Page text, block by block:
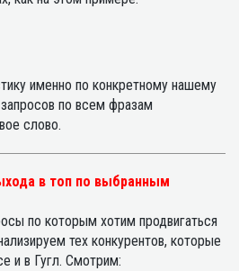
именно по конкретному нашему
по всем фразам
слово.
в топ по выбранным
по которым хотим продвигаться
тех конкурентов, которые
и в Гугл. Смотрим: